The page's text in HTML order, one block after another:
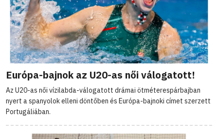
Európa-bajnok az U20-as női válogatott!
Az U20-as női vízilabda-válogatott drámai ötméterespárbajban
nyert a spanyolok elleni döntőben és Európa-bajnoki címet szerzett
Portugáliában.